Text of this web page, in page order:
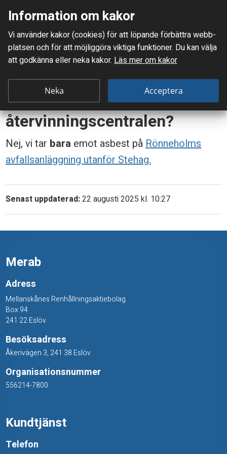
Mellanskånes Renhållnings AB
Du är här:
Frågor & svar
å
a
g
ä
n
a
a
s
b
e
s
å
å
Får jag lämna asbest på
återvinningscentralen?
Nej, vi tar bara emot asbest påRönneholms
avfallsanläggning utanför Stehag.
Senast uppdaterad:22 augusti 2025 kl. 10:27
Merab
Adress
Mellanskånes Renhållningsaktiebolag
Box 94
241 22 Eslöv
Besöksadress
Åkerivägen 3, 241 38 Eslöv
Organisationsnummer
556214-7800
Kundtjänst
Telefon
Information om kakor
Vi använder kakor (cookies) för att löpande förbättra webb­
platsen och för att möjlig­göra viktiga funktioner. Du kan välja
att godkänna eller neka kakor. Läs mer om kakor
Neka Acceptera